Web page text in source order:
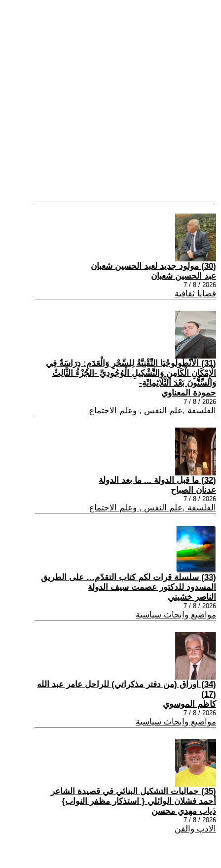
(30) مولود جديد لعبد الحسين شعبان
عبد الحسين شعبان
2026 / 8 / 7
قضايا ثقافية
(31) الْأَنْطُولُوجْيَا التِّقْنِيَّةُ لِلسِّحْرِ وَالْعَدَمِ: دِرَاسَةٌ فِي
الْإِمْكَانِ الْكَامِنِ وَالتَّشْكِيلِ الْوُجُودِيِّ -الجُزْءُ الثَّالِثُ
وَالسِّتُّونَ بَعْدَ الثَّلَاثِمِائَةِ-
حمودة المعناوي
2026 / 8 / 7
الفلسفة ,علم النفس , وعلم الاجتماع
(32) ما قبل الدولة ... ما بعد الدولة
عدنان الصباح
2026 / 8 / 7
الفلسفة ,علم النفس , وعلم الاجتماع
(33) سلسلة قرات لكم كتاب التقدّم… على الطريق
المسدود للدكتور عصمت سيف الدولة
الناصر خشيني
2026 / 8 / 7
مواضيع وابحاث سياسية
(34) اوراق (من دفتر مذكراتي) للراحل عامر عبد الله
(17)
كاظم الموسوي
2026 / 8 / 7
مواضيع وابحاث سياسية
(35) جماليات التشكيل البنائي في قصيدة الشاعر
أحمد فشلان الوائلي { استذكار مظفر النواب}
ذياب مهدي محسن
2026 / 8 / 7
الادب والفن